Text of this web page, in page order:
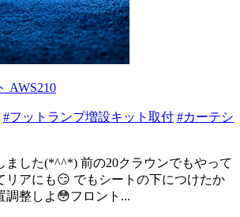
AWS210
#フットランプ増設キット取付 #カーテシ
ました(*^^*) 前の20クラウンでもやって
リアにも😏 でもシートの下につけたか
調整しよ😳フロント...